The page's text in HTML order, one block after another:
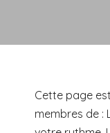
Cette page
membres de :